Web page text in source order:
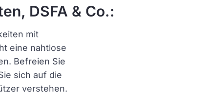
DSFA & Co.:
mit
eine nahtlose
Befreien Sie
sich auf die
verstehen.